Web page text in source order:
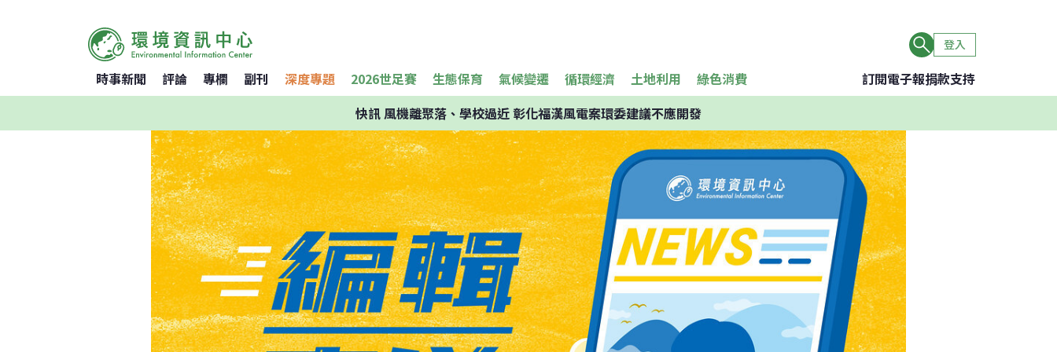
登入
時事新聞 評論 專欄 副刊 深度專題 2026世足賽 生態保育 氣候變遷 循環經濟 土地利用 綠色消費 訂閱電子報捐款支持
快訊風機離聚落、學校過近 彰化福漢風電案環委建議不應開發